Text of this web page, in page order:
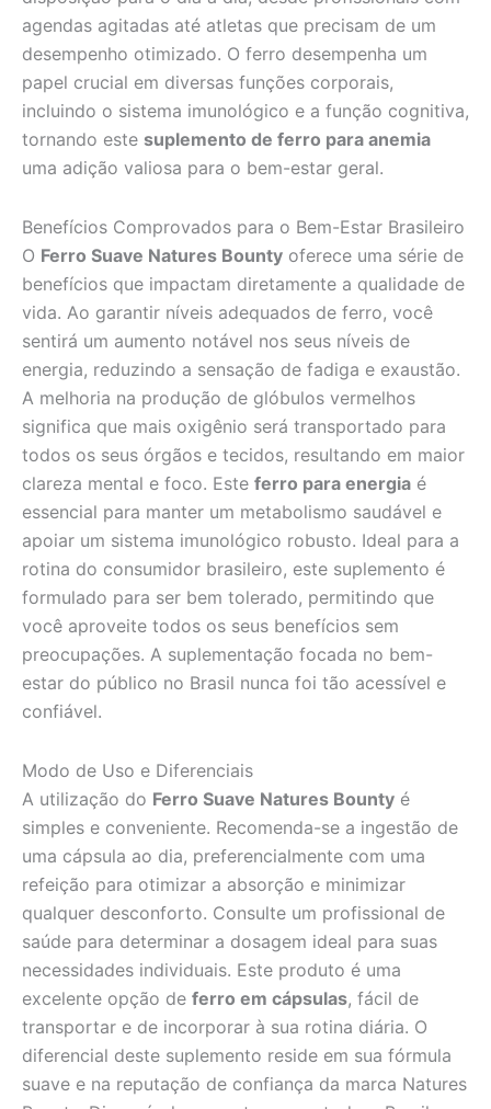
agendas agitadas até atletas que precisam de um
desempenho otimizado. O ferro desempenha um
papel crucial em diversas funções corporais,
incluindo o sistema imunológico e a função cognitiva,
tornando este suplemento de ferro para anemia
uma adição valiosa para o bem-estar geral.
Benefícios Comprovados para o Bem-Estar Brasileiro
O Ferro Suave Natures Bounty oferece uma série de
benefícios que impactam diretamente a qualidade de
vida. Ao garantir níveis adequados de ferro, você
sentirá um aumento notável nos seus níveis de
energia, reduzindo a sensação de fadiga e exaustão.
A melhoria na produção de glóbulos vermelhos
significa que mais oxigênio será transportado para
todos os seus órgãos e tecidos, resultando em maior
clareza mental e foco. Este ferro para energia é
essencial para manter um metabolismo saudável e
apoiar um sistema imunológico robusto. Ideal para a
rotina do consumidor brasileiro, este suplemento é
formulado para ser bem tolerado, permitindo que
você aproveite todos os seus benefícios sem
preocupações. A suplementação focada no bem-
estar do público no Brasil nunca foi tão acessível e
confiável.
Modo de Uso e Diferenciais
A utilização do Ferro Suave Natures Bounty é
simples e conveniente. Recomenda-se a ingestão de
uma cápsula ao dia, preferencialmente com uma
refeição para otimizar a absorção e minimizar
qualquer desconforto. Consulte um profissional de
saúde para determinar a dosagem ideal para suas
necessidades individuais. Este produto é uma
excelente opção de ferro em cápsulas, fácil de
transportar e de incorporar à sua rotina diária. O
diferencial deste suplemento reside em sua fórmula
suave e na reputação de confiança da marca Natures